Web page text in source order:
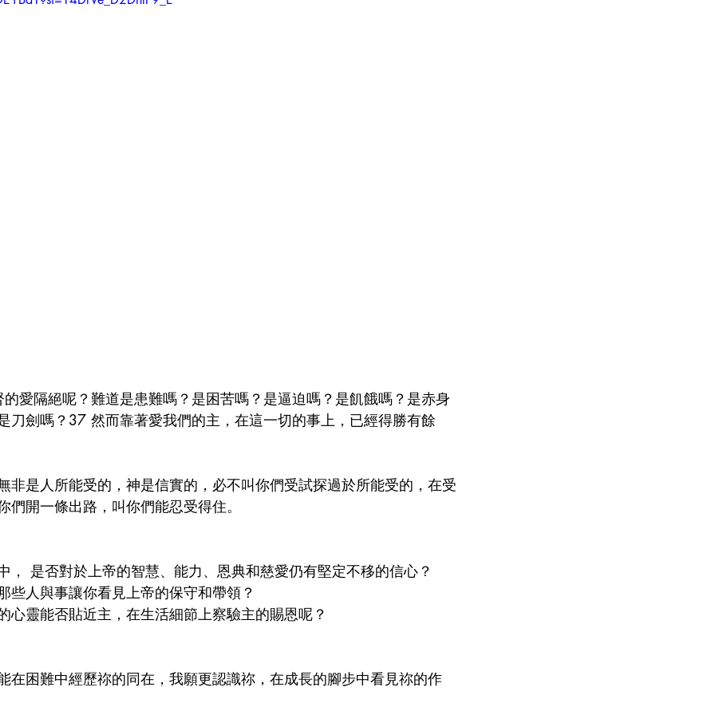
愛隔絕呢？難道是患難嗎？是困苦嗎？是逼迫嗎？是飢餓嗎？是赤身
刀劍嗎？37 然而靠著愛我們的主，在這一切的事上，已經得勝有餘
非是人所能受的，神是信實的，必不叫你們受試探過於所能受的，在受
們開一條出路，叫你們能忍受得住。
， 是否對於上帝的智慧、能力、恩典和慈愛仍有堅定不移的信心？
些人與事讓你看見上帝的保守和帶領？
心靈能否貼近主，在生活細節上察驗主的賜恩呢？
在困難中經歷祢的同在，我願更認識祢，在成長的腳步中看見祢的作